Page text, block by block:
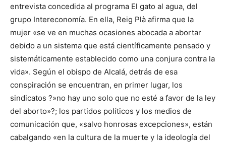
entrevista concedida al programa El gato al agua, del
grupo Intereconomía. En ella, Reig Plà afirma que la
mujer «se ve en muchas ocasiones abocada a abortar
debido a un sistema que está científicamente pensado y
sistemáticamente establecido como una conjura contra la
vida». Según el obispo de Alcalá, detrás de esa
conspiración se encuentran, en primer lugar, los
sindicatos ?»no hay uno solo que no esté a favor de la ley
del aborto»?; los partidos políticos y los medios de
comunicación que, «salvo honrosas excepciones», están
cabalgando «en la cultura de la muerte y la ideología del